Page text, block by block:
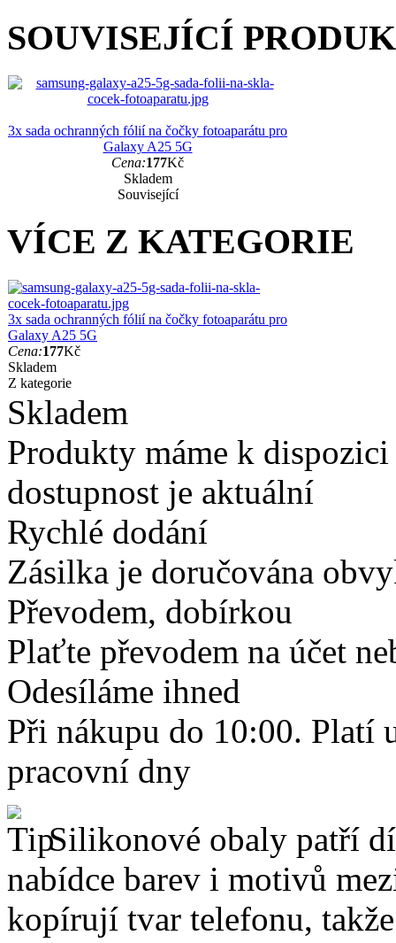
SOUVISEJÍCÍ
3x sada ochranných fólií na čočky fotoaparátu pro
Galaxy A25 5G
Cena:177Kč
Skladem
Související
VÍCE Z KATEGORIE
3x sada ochranných fólií na čočky fotoaparátu pro
Galaxy A25 5G
Cena:177Kč
Skladem
Z kategorie
Skladem
Produkty máme k
dostupnost je aktuální
Rychlé dodání
Zásilka je doručována
Převodem, dobírkou
Plaťte převodem na účet
Odesíláme ihned
Při nákupu do 10:00. Platí
pracovní dny
Silikonové obaly patří
nabídce barev i motivů
kopírují tvar telefonu,